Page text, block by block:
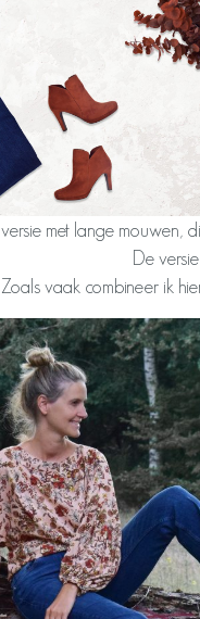
met lange mouwen,
De
Zoals vaak combineer ik